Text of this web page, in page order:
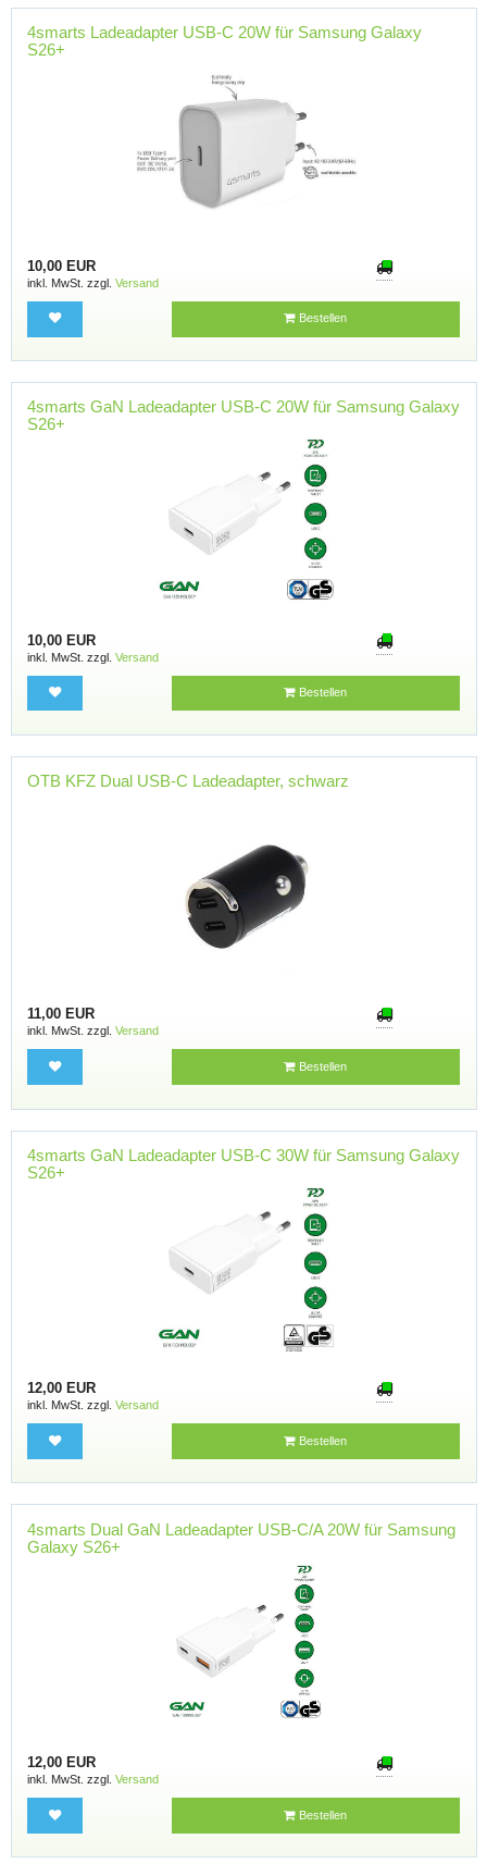
4smarts Ladeadapter USB-C 20W für Samsung Galaxy
S26+
10,00 EUR
inkl. MwSt. zzgl. Versand
Bestellen
4smarts GaN Ladeadapter USB-C 20W für Samsung Galaxy
S26+
10,00 EUR
inkl. MwSt. zzgl. Versand
Bestellen
OTB KFZ Dual USB-C Ladeadapter, schwarz
11,00 EUR
inkl. MwSt. zzgl. Versand
Bestellen
4smarts GaN Ladeadapter USB-C 30W für Samsung Galaxy
S26+
12,00 EUR
inkl. MwSt. zzgl. Versand
Bestellen
4smarts Dual GaN Ladeadapter USB-C/A 20W für Samsung
Galaxy S26+
12,00 EUR
inkl. MwSt. zzgl. Versand
Bestellen